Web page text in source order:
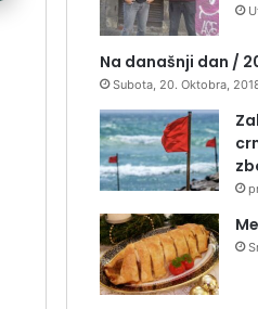
Na današnji dan /
Subota, 20. Oktobra,